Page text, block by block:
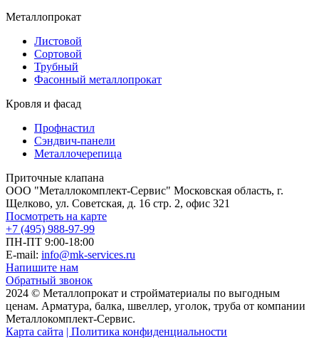
Металлопрокат
Листовой
Сортовой
Трубный
Фасонный металлопрокат
Кровля и фасад
Профнастил
Сэндвич-панели
Металлочерепица
Приточные клапана
ООО "Металлокомплект-Сервис" Московская область, г.
Щелково, ул. Советская, д. 16 стр. 2, офис 321
Посмотреть на карте
+7 (495) 988-97-99
ПН-ПТ 9:00-18:00
E-mail: info@mk-services.ru
Напишите нам
Обратный звонок
2024 © Металлопрокат и стройматериалы по выгодным
ценам. Арматура, балка, швеллер, уголок, труба от компании
Металлокомплект-Сервис.
Карта сайта | Политика конфиденциальности